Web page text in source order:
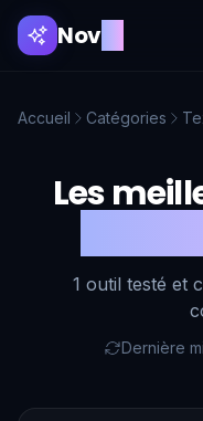
NovAI
Accueil Catégories
Les
1 outil testé et
Dernière